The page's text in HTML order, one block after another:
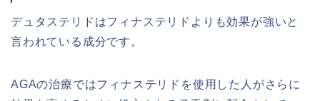
デュタステリドはフィナステリドよりも効果が強いと
言われている成分です。
AGAの治療ではフィナステリドを使用した人がさらに